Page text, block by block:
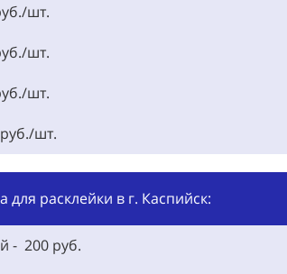
шт.
шт.
шт.
шт.
для расклейки в г. Каспийск:
- 200 руб.